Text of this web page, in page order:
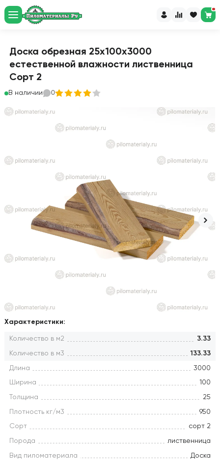
Доска обрезная 25х100х3000
естественной влажности лиственница
Сорт 2
В наличии 0
Характеристики:
Количество в м2 3.33
Количество в м3 133.33
Длина 3000
Ширина 100
Толщина 25
Плотность кг/м3 950
Сорт сорт 2
Порода лиственница
Вид пиломатериала Доска